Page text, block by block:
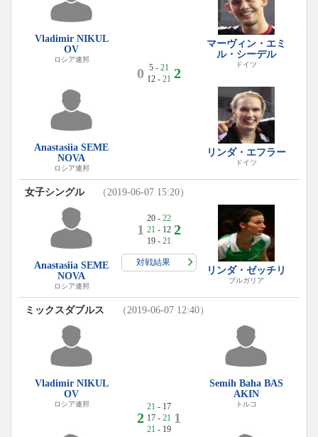
Vladimir NIKUL
OV
ロシア連邦
Anastasiia SEME
NOVA
ロシア連邦
0 5 - 21
12 - 21 2
マーヴィン・エミ
ル・シーデル
ドイツ
リンダ・エフラー
ドイツ
女子シングル （2019-06-07 15:20）
Anastasiia SEME
NOVA
ロシア連邦
1
20 - 22
21 - 12
19 - 21
2
対戦結果
リンダ・ゼッチリ
ブルガリア
ミックスダブルス （2019-06-07 12:40）
Vladimir NIKUL
OV
ロシア連邦
2
21 - 17
17 - 21
21 - 19
1
Semih Baha BAS
AKIN
トルコ